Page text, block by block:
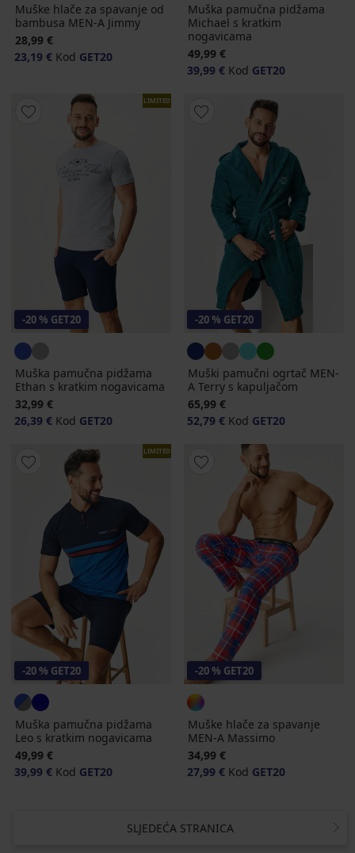
Muške hlače za spavanje od
bambusa MEN-A Jimmy
28,99 €
23,19 € Kod GET20
Muška pamučna pidžama
Michael s kratkim
nogavicama
49,99 €
39,99 € Kod GET20
LIMITED
-20 % GET20
Muška pamučna pidžama
Ethan s kratkim nogavicama
32,99 €
26,39 € Kod GET20
-20 % GET20
Muški pamučni ogrtač MEN-
A Terry s kapuljačom
65,99 €
52,79 € Kod GET20
LIMITED
-20 % GET20
Muška pamučna pidžama
Leo s kratkim nogavicama
49,99 €
39,99 € Kod GET20
-20 % GET20
Muške hlače za spavanje
MEN-A Massimo
34,99 €
27,99 € Kod GET20
SLJEDEĆA STRANICA